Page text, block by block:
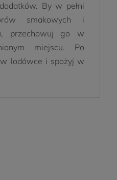
By w pełni
smakowych i
przechowuj go w
miejscu. Po
lodówce i spożyj w